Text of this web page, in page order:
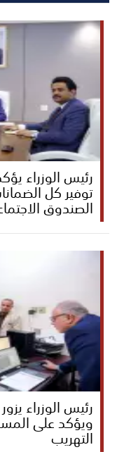
رئيس الوزراء
توفير كل
الصندوق
رئيس الوزراء
ويؤكد على
التهريب